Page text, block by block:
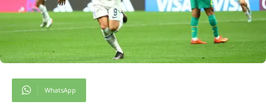
WhatsApp